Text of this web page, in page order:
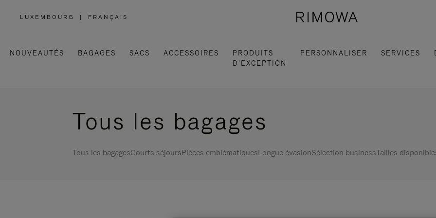
LUXEMBOURG
,
| FRANÇAIS
NOUVEAUTÉS BAGAGES SACS ACCESSOIRES
PRODUITS
D'EXCEPTION
PERSONNALISER SERVICES
Tous les bagages
Tous les bagagesCourts séjoursPièces emblématiquesLongue évasionSélection businessTailles